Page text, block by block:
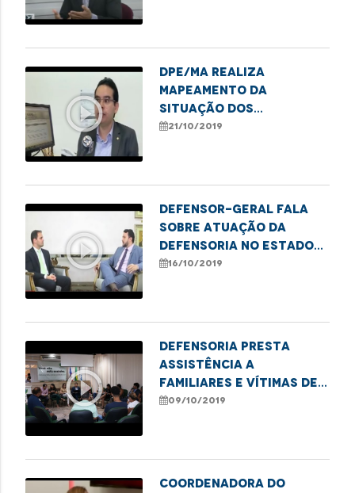
play_circle_outline
DPE/MA realiza
mapeamento da
situação dos
encarcerados no
21/10/2019
play_circle_outline
Defensor-geral fala
sobre atuação da
Defensoria no Estado
do Maranhão
16/10/2019
play_circle_outline
Defensoria presta
assistência a
familiares e vítimas de
acidente no Jaracaty
09/10/2019
Coordenadora do